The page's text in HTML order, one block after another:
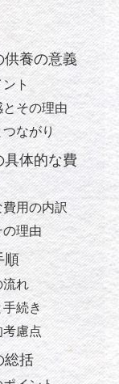
供養の意義
ト
その理由
ながり
体的な費
用の内訳
理由
順
れ
続き
慮点
総括